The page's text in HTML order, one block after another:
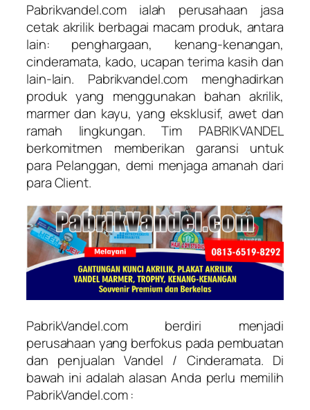
Pabrikvandel.com ialah perusahaan jasa
cetak akrilik berbagai macam produk, antara
lain: penghargaan, kenang-kenangan,
cinderamata, kado, ucapan terima kasih dan
lain-lain. Pabrikvandel.com menghadirkan
produk yang menggunakan bahan akrilik,
marmer dan kayu, yang eksklusif, awet dan
ramah lingkungan. Tim PABRIKVANDEL
berkomitmen memberikan garansi untuk
para Pelanggan, demi menjaga amanah dari
para Client.
PabrikVandel.com berdiri menjadi
perusahaan yang berfokus pada pembuatan
dan penjualan Vandel / Cinderamata. Di
bawah ini adalah alasan Anda perlu memilih
PabrikVandel.com :